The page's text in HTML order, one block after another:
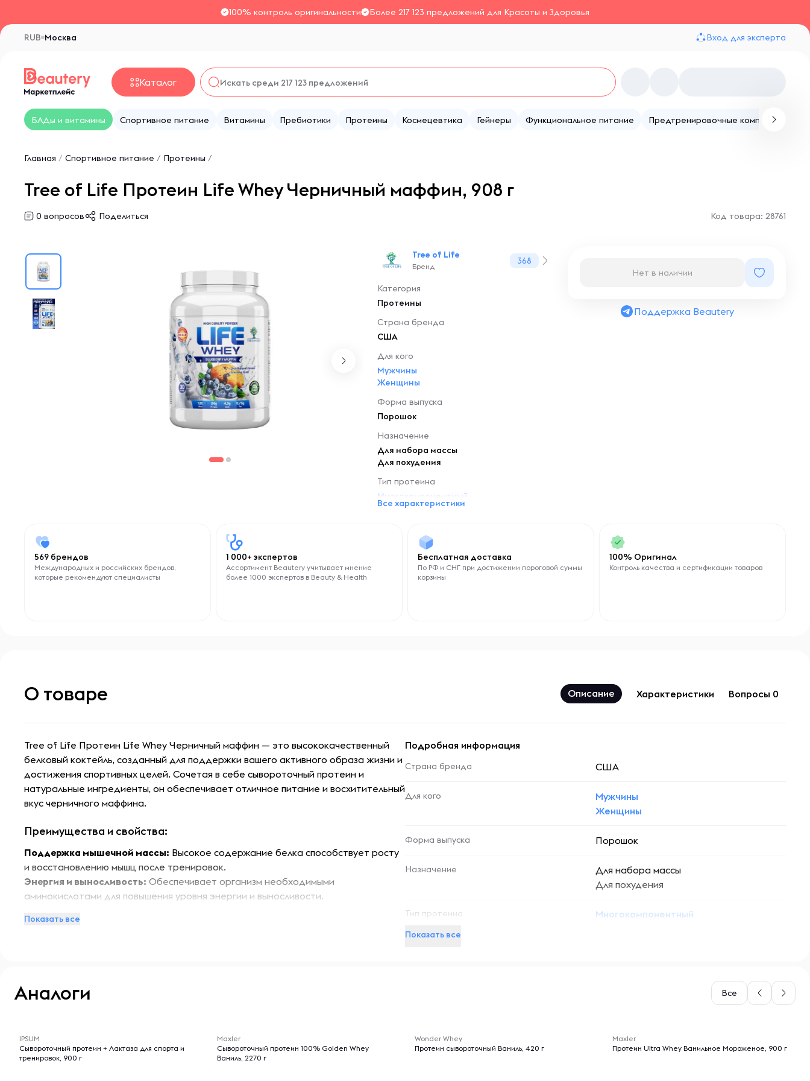
100% контроль оригинальности Более 217 123 предложений для Красоты и Здоровья
Москва
RUB Вход для эксперта
Каталог
БАДы и витамины Спортивное питание Витамины Пребиотики Протеины Космецевтика Гейнеры Функциональное питание Предтренировочные комплексы
Главная / Спортивное питание / Протеины /
Tree of Life Протеин Life Whey Черничный маффин, 908 г
0 вопросов Поделиться Код товара: 28761
Tree of Life
Бренд
368
Категория
Протеины
Страна бренда
США
Для кого
Мужчины
Женщины
Форма выпуска
Порошок
Назначение
Для набора массы
Для похудения
Тип протеина
Многокомпонентный
Все характеристики
Нет в наличии
Поддержка Beautery
569 брендов
Международных и российских брендов,
которые рекомендуют специалисты
1 000+ экспертов
Ассортимент Beautery учитывает мнение
более 1000 экспертов в Beauty & Health
Бесплатная доставка
По РФ и СНГ при достижении пороговой суммы
корзины
100% Оригинал
Контроль качества и сертификации товаров
О товаре Описание Характеристики Вопросы 0
Tree of Life Протеин Life Whey Черничный маффин — это высококачественный
белковый коктейль, созданный для поддержки вашего активного образа жизни и
достижения спортивных целей. Сочетая в себе сывороточный протеин и
натуральные ингредиенты, он обеспечивает отличное питание и восхитительный
вкус черничного маффина.
Преимущества и свойства:
Поддержка мышечной массы: Высокое содержание белка способствует росту
и восстановлению мышц после тренировок.
Энергия и выносливость: Обеспечивает организм необходимыми
аминокислотами для повышения уровня энергии и выносливости.
помогает в контроле веса и поддержании стройной фигуры.
аспартама и сахара, что делает его идеальным выбором для людей, следящих
за своим здоровьем. Запатентованные формулы Go Fat и Clean Cream
Условия хранения:
Показать все
Подробная информация
Страна бренда США
Для кого
Мужчины
Женщины
Форма выпуска Порошок
Назначение
Для набора массы
Для похудения
Тип протеина Многокомпонентный
Показать все
Аналоги Все
IPSUM
Сывороточный протеин + Лактаза для спорта и
тренировок, 900 г
Maxler
Сывороточный протеин 100% Golden Whey
Ваниль, 2270 г
Wonder Whey
Протеин сывороточный Ваниль, 420 г
Maxler
Протеин Ultra Whey Ванильное Мороженое, 900 г